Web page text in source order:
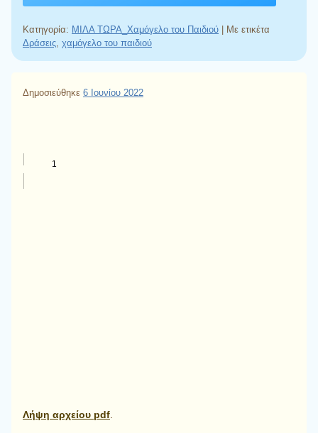
Κατηγορία: ΜΙΛΑ ΤΩΡΑ_Χαμόγελο του Παιδιού
Με ετικέτα
Δράσεις, χαμόγελο του παιδιού
Δημοσιεύθηκε 6 Ιουνίου 2022
Λήψη αρχείου pdf.